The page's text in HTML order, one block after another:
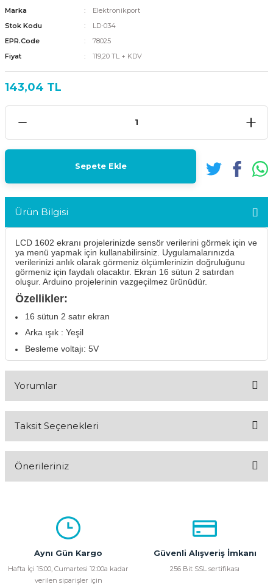
Marka
Elektronikport
Stok Kodu
LD-034
EPR.Code
78025
Fiyat
119,20 TL + KDV
143,04 TL
Sepete Ekle
Ürün Bilgisi
LCD 1602 ekranı projelerinizde sensör verilerini görmek için ve
ya menü yapmak için kullanabilirsiniz. Uygulamalarınızda
verilerinizi anlık olarak görmeniz ölçümlerinizin doğruluğunu
görmeniz için faydalı olacaktır. Ekran 16 sütun 2 satırdan
oluşur. Arduino projelerinin vazgeçilmez ürünüdür.
Özellikler:
16 sütun 2 satır ekran
Arka ışık : Yeşil
Besleme voltajı: 5V
Yorumlar
Taksit Seçenekleri
Önerileriniz
kullanarak tarafımıza iletebilirsiniz.
Görüş ve önerileriniz için teşekkür ederiz.
Ürün açıklamasında eksik bilgiler bulunuyor.
Aynı Gün Kargo
Hafta İçi 15:00, Cumartesi 12:00a kadar
verilen siparişler için
Güvenli Alışveriş İmkanı
256 Bit SSL sertifikası